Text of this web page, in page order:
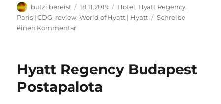
Autor
butzi bereist
Veröffentlicht
am
18.11.2019 Kategorien
Hotel, Hyatt Regency,
Paris | CDG, review,World of Hyatt | Hyatt
Schreibe
einen Kommentarzu
Ein
Rohdiamant!
Hyatt Regency Budapest
Postapalota